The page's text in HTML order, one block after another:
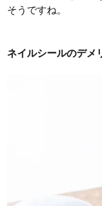
そうですね。
ネイルシールのデメ